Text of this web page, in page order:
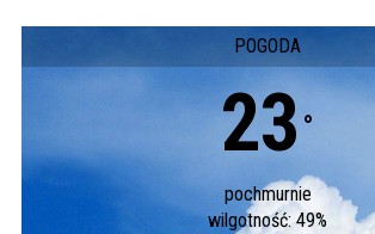
POGODA
23 °
pochmurnie
wilgotność: 49%